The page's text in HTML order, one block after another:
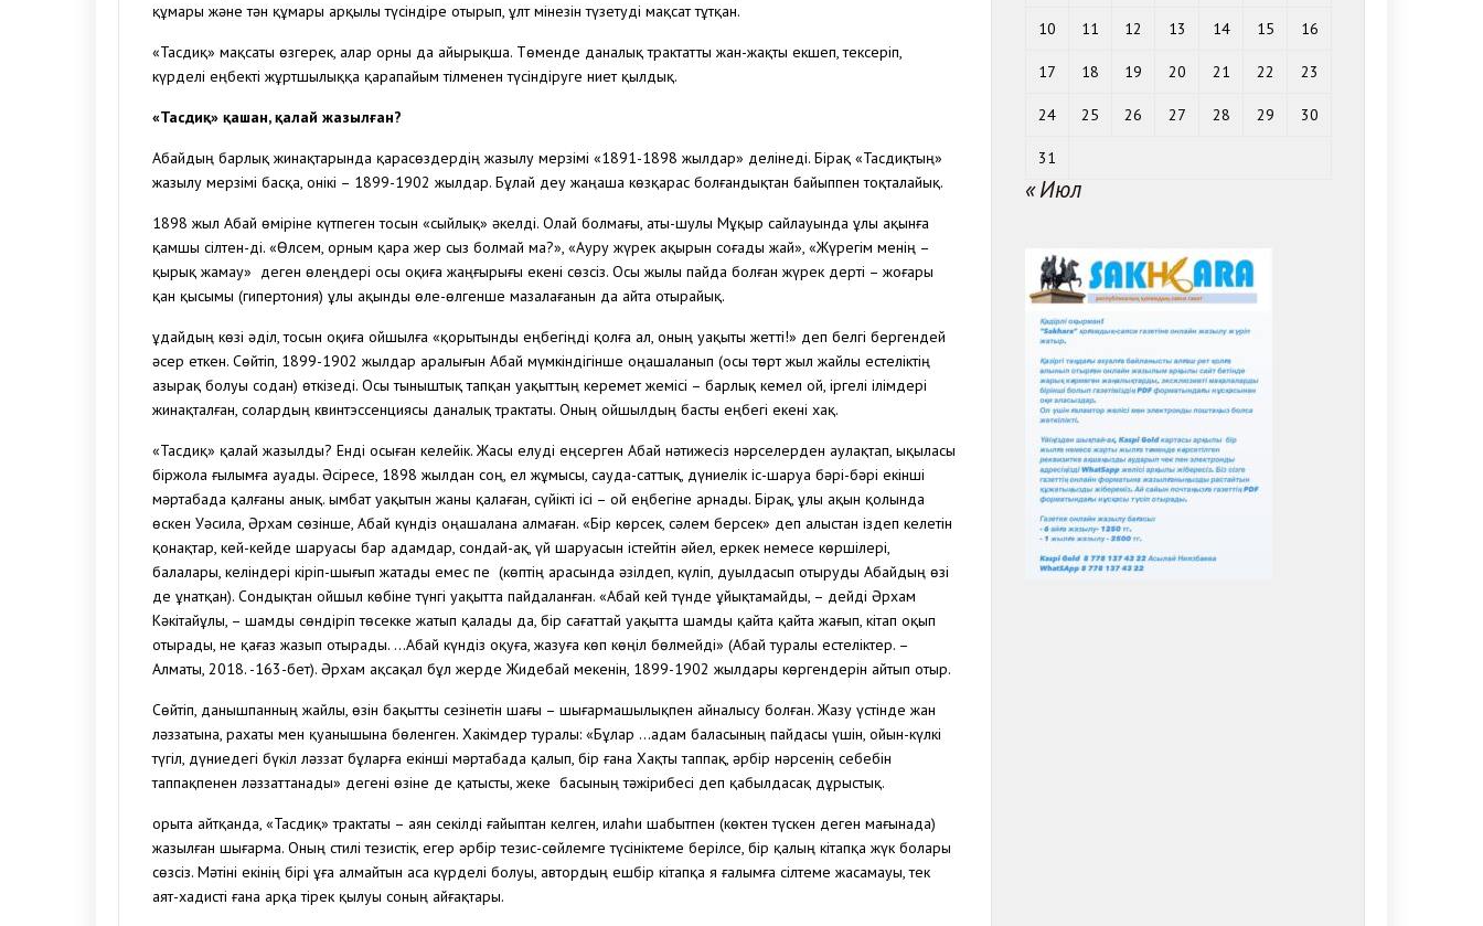
құмары және тән құмары арқылы түсіндіре отырып, ұлт мінезін түзетуді мақсат тұтқан.
«Тасдиқ» мақсаты өзгерек, алар орны да айырықша. Төменде даналық трактатты жан-жақты екшеп, тексеріп,
күрделі еңбекті жұртшылыққа қарапайым тілменен түсіндіруге ниет қылдық.
«Тасдиқ» қашан, қалай жазылған?
Абайдың барлық жинақтарында қарасөздердің жазылу мерзімі «1891-1898 жылдар» делінеді. Бірақ «Тасдиқтың»
жазылу мерзімі басқа, онікі – 1899-1902 жылдар. Бұлай деу жаңаша көзқарас болғандықтан байыппен тоқталайық.
1898 жыл Абай өміріне күтпеген тосын «сыйлық» әкелді. Олай болмағы, аты-шулы Мұқыр сайлауында ұлы ақынға
қамшы сілтен-ді. «Өлсем, орным қара жер сыз болмай ма?», «Ауру жүрек ақырын соғады жай», «Жүрегім менің –
қырық жамау» деген өлеңдері осы оқиға жаңғырығы екені сөзсіз. Осы жылы пайда болған жүрек дерті – жоғары
қан қысымы (гипертония) ұлы ақынды өле-өлгенше мазалағанын да айта отырайық.
Құдайдың көзі әділ, тосын оқиға ойшылға «қорытынды еңбегіңді қолға ал, оның уақыты жетті!» деп белгі бергендей
әсер еткен. Сөйтіп, 1899-1902 жылдар аралығын Абай мүмкіндігінше оңашаланып (осы төрт жыл жайлы естеліктің
азырақ болуы содан) өткізеді. Осы тыныштық тапқан уақыттың керемет жемісі – барлық кемел ой, іргелі ілімдері
жинақталған, солардың квинтэссенциясы даналық трактаты. Оның ойшылдың басты еңбегі екені хақ.
«Тасдиқ» қалай жазылды? Енді осыған келейік. Жасы елуді еңсерген Абай нәтижесіз нәрселерден аулақтап, ықыласы
біржола ғылымға ауады. Әсіресе, 1898 жылдан соң, ел жұмысы, сауда-саттық, дүниелік іс-шаруа бәрі-бәрі екінші
мәртабада қалғаны анық. Қымбат уақытын жаны қалаған, сүйікті ісі – ой еңбегіне арнады. Бірақ, ұлы ақын қолында
өскен Уәсила, Әрхам сөзінше, Абай күндіз оңашалана алмаған. «Бір көрсек, сәлем берсек» деп алыстан іздеп келетін
қонақтар, кей-кейде шаруасы бар адамдар, сондай-ақ, үй шаруасын істейтін әйел, еркек немесе көршілері,
балалары, келіндері кіріп-шығып жатады емес пе (көптің арасында әзілдеп, күліп, дуылдасып отыруды Абайдың өзі
де ұнатқан). Сондықтан ойшыл көбіне түнгі уақытта пайдаланған. «Абай кей түнде ұйықтамайды, – дейді Әрхам
Кәкітайұлы, – шамды сөндіріп төсекке жатып қалады да, бір сағаттай уақытта шамды қайта қайта жағып, кітап оқып
отырады, не қағаз жазып отырады. …Абай күндіз оқуға, жазуға көп көңіл бөлмейді» (Абай туралы естеліктер. –
Алматы, 2018. -163-бет). Әрхам ақсақал бұл жерде Жидебай мекенін, 1899-1902 жылдары көргендерін айтып отыр.
Сөйтіп, данышпанның жайлы, өзін бақытты сезінетін шағы – шығармашылықпен айналысу болған. Жазу үстінде жан
ләззатына, рахаты мен қуанышына бөленген. Хакімдер туралы: «Бұлар …адам баласының пайдасы үшін, ойын-күлкі
түгіл, дүниедегі бүкіл ләззат бұларға екінші мәртабада қалып, бір ғана Хақты таппақ, әрбір нәрсенің себебін
таппақпенен ләззаттанады» дегені өзіне де қатысты, жеке басының тәжірибесі деп қабылдасақ дұрыстық.
Қорыта айтқанда, «Тасдиқ» трактаты – аян секілді ғайыптан келген, илаһи шабытпен (көктен түскен деген мағынада)
жазылған шығарма. Оның стилі тезистік, егер әрбір тезис-сөйлемге түсініктеме берілсе, бір қалың кітапқа жүк болары
сөзсіз. Мәтіні екінің бірі ұға алмайтын аса күрделі болуы, автордың ешбір кітапқа я ғалымға сілтеме жасамауы, тек
аят-хадисті ғана арқа тірек қылуы соның айғақтары.
10 11 12 13 14 15 16
17 18 19 20 21 22 23
24 25 26 27 28 29 30
31
« Июл